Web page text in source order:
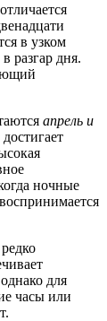
отличается
в узком
в разгар дня.
апрель и
ночные
для
часы или